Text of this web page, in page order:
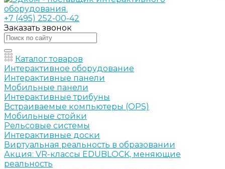
+7 (495) 252-00-42
Заказать звонок
Каталог товаров
Интерактивное оборудование
Интерактивные панели
Мобильные панели
Интерактивные трибуны
Встраиваемые компьютеры (OPS)
Мобильные стойки
Рельсовые системы
Интерактивные доски
Виртуальная реальность в образовании
Акция: VR-классы EDUBLOCK, меняющие
реальность